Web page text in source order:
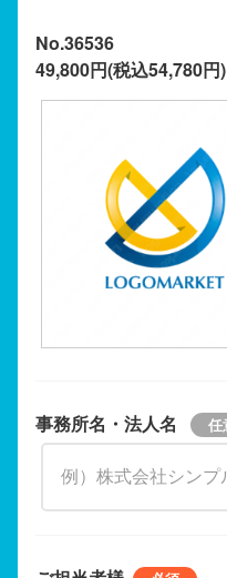
No.36536
49,800円(税込54,780円)
事務所名・法人名